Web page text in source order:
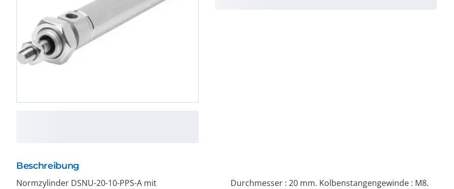
Beschreibung
Normzylinder DSNU-20-10-PPS-A mit
Durchmesser : 20 mm. Kolbenstangengewinde : M8.